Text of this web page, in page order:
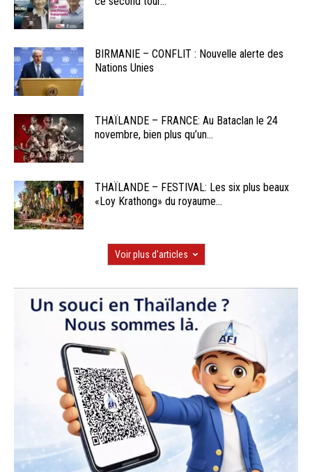
BIRMANIE – CONFLIT : Nouvelle alerte des
Nations Unies
THAÏLANDE – FRANCE: Au Bataclan le 24
novembre, bien plus qu’un...
THAÏLANDE – FESTIVAL: Les six plus beaux
«Loy Krathong» du royaume...
Voir plus d'articles